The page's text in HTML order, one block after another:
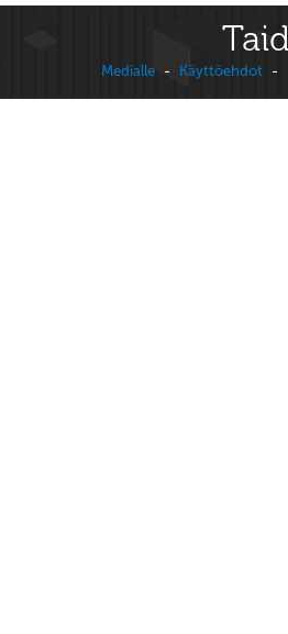
Medialle - Käyttöehdot -